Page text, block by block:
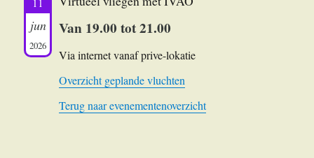
11
jun
2026
Van 19.00 tot 21.00
Via internet vanaf prive-lokatie
Overzicht geplande vluchten
Terug naar evenementenoverzicht